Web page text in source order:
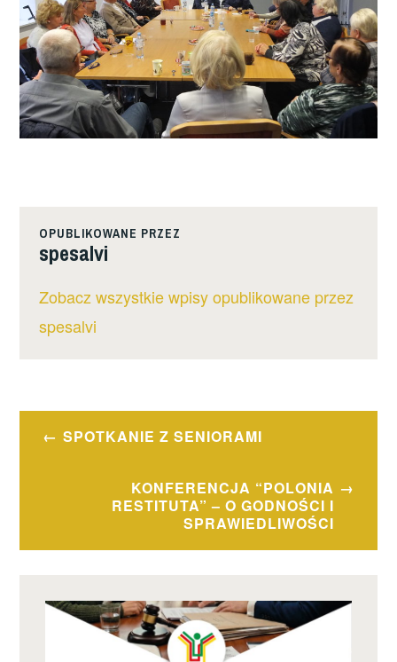
OPUBLIKOWANE PRZEZ
spesalvi
Zobacz wszystkie wpisy opublikowane przez
spesalvi
Nawigacja
SPOTKANIE Z SENIORAMI
KONFERENCJA “POLONIA
RESTITUTA” – O GODNOŚCI I
SPRAWIEDLIWOŚCI